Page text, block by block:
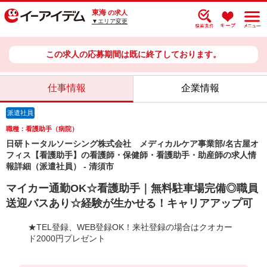
東海 の求人
▼エリア変更
この求人の応募期間は既に終了しております。
仕事情報 企業情報
派遣社員
職種：看護助手（病院）
日研トータルソーシング株式会社 メディカルケア事業部/名古屋オ
フィス【看護助手】の看護師・保健師・看護助手・助産師の求人情
報詳細（派遣社員） - 清須市
マイカー通勤OK☆看護助手｜無料駐車場完備◎職員
送迎バスあり☆経験が生かせる！キャリアアップ可
★TEL登録、WEB登録OK！来社登録の場合はクオカー
ド2000円プレゼント